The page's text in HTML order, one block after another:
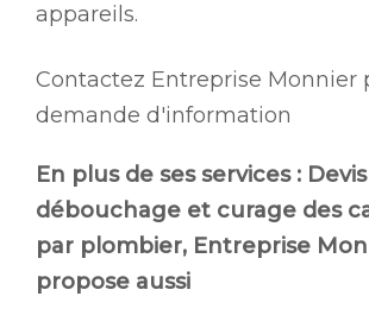
appareils.
Contactez Entreprise Monnier
demande d'information
En plus de ses services :
débouchage et curage des
par plombier, Entreprise
propose aussi